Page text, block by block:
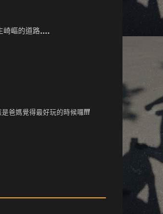
崎嶇的道路....
爸媽覺得最好玩的時候囉!!!